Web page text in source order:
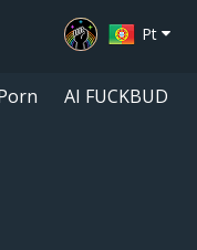
Pt
AI FUCKBUD